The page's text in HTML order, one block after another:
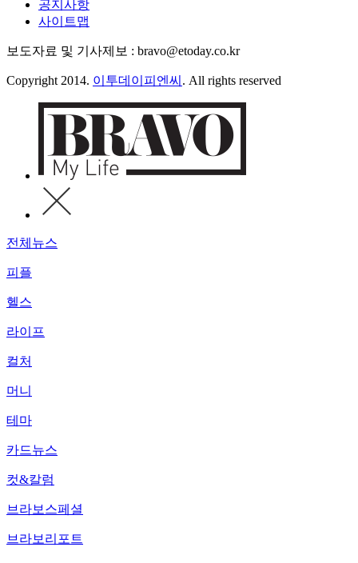
공지사항
사이트맵
보도자료 및 기사제보 : bravo@etoday.co.kr
Copyright 2014. 이투데이피엔씨 . All rights reserved
전체뉴스
피플
헬스
라이프
컬처
머니
테마
카드뉴스
컷&칼럼
브라보스페셜
브라보리포트